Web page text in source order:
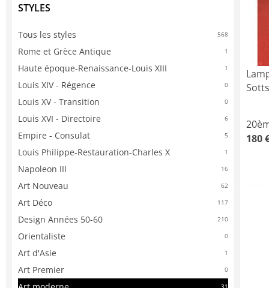
STYLES
Tous les styles 568
Rome et Grèce Antique 1
Haute époque-Renaissance-Louis XIII 1
Louis XIV - Régence 0
Louis XV - Transition 0
Louis XVI - Directoire 6
Empire - Consulat 5
Louis Philippe-Restauration-Charles X 1
Napoleon III 16
Art Nouveau 62
Art Déco 117
Design Années 50-60 210
Orientaliste 0
Art d'Asie 1
Art Premier 0
180